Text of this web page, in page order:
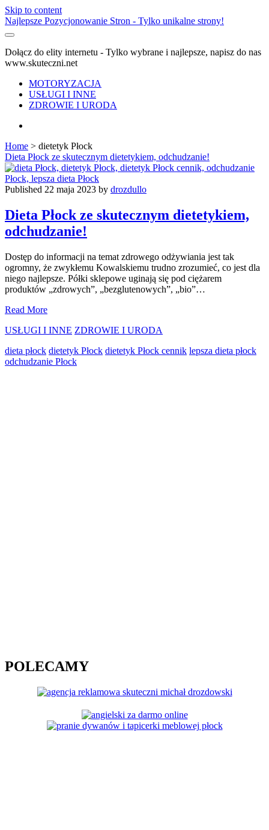
Skip to content
Najlepsze Pozycjonowanie Stron - Tylko unikalne strony!
Dołącz do elity internetu - Tylko wybrane i najlepsze, napisz do nas
www.skuteczni.net
MOTORYZACJA
USŁUGI I INNE
ZDROWIE I URODA
Home > dietetyk Płock
Tag:
<span>dietetyk
Płock</span>
Dieta Płock ze skutecznym dietetykiem, odchudzanie!
Published 22 maja 2023 by drozdullo
Dieta Płock ze skutecznym dietetykiem,
odchudzanie!
Dostęp do informacji na temat zdrowego odżywiania jest tak
ogromny, że zwykłemu Kowalskiemu trudno zrozumieć, co jest dla
niego najlepsze. Półki sklepowe uginają się pod ciężarem
produktów „zdrowych”, „bezglutenowych”, „bio”…
Read MoreDieta
ze
dietetykiem,
odchudzanie!
USŁUGI I INNE ZDROWIE I URODA
dieta płock dietetyk Płock dietetyk Płock cennik lepsza dieta płock
odchudzanie Płock
POLECAMY